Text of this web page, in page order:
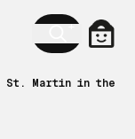
St. Martin in the